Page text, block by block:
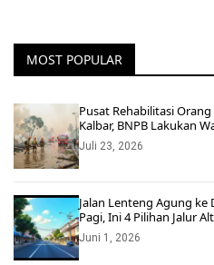
MOST POPULAR
Pusat Rehabilitasi
Kalbar, BNPB Lakukan
Juli 23, 2026
Jalan Lenteng Agung
Pagi, Ini 4 Pilihan Jalur
Juni 1, 2026